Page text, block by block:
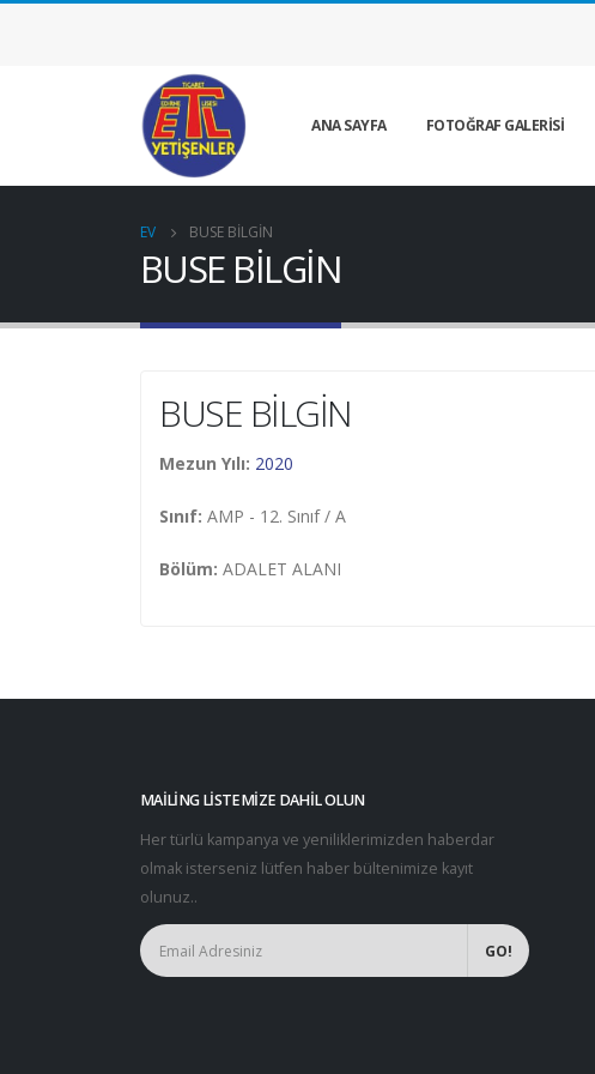
ANA SAYFA FOTOĞRAF GALERİSİ
EV BUSE BİLGİN
BUSE BİLGİN
BUSE BİLGİN
Mezun Yılı: 2020
Sınıf: AMP - 12. Sınıf / A
Bölüm: ADALET ALANI
MAILING LISTEMIZE DAHIL OLUN
Her türlü kampanya ve yeniliklerimizden haberdar
olmak isterseniz lütfen haber bültenimize kayıt
olunuz..